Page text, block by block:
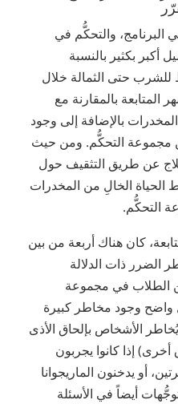
والتحكُّم في
أكبر بكثير بالنسبة
حتى الثمالة خلال
المتابعة بالمقارنة مع
بالإضافة إلى وجود
مجموعة التحكُّم. ومن حيث
عن طريق التثقيف حول
الحياة الخالِ من المخدرات
التحكُّم.
كان هناك أربعة من بين
الضرر ذات الدلالة
الطلاب في مجموعة
وجود مخاطر كبيرة
الأشخاص بإلحاق الأذى
إذا كانوا يجربون
أو يدخنون الماريجوانا
أيضاً في الأسئلة